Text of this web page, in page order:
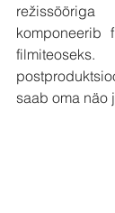
komponeerib
saab oma näo